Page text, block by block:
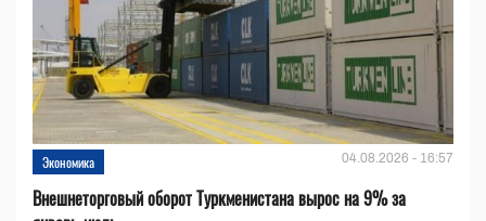
Экономика 04.08.2026 - 16:57
Внешнеторговый оборот Туркменистана вырос на 9% за